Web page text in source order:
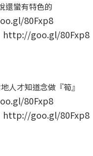
還蠻有特色的
http://goo.gl/80Fxp8
人才知道念做『筍』
http://goo.gl/80Fxp8